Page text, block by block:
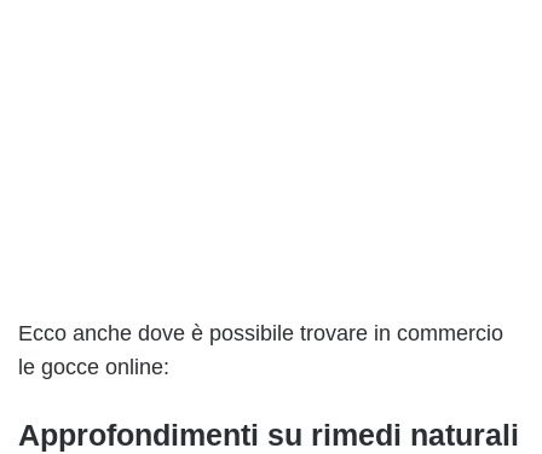
Ecco anche dove è possibile trovare in commercio
le gocce online:
Approfondimenti su rimedi naturali